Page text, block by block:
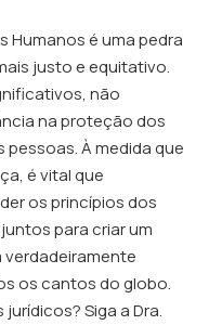
Humanos é uma pedra
justo e equitativo.
não
na proteção dos
À medida que
é vital que
os princípios dos
para criar um
os cantos do globo.
Siga a Dra.